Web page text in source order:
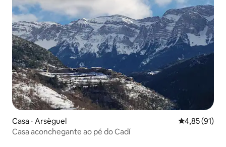
Casa ⋅ Arsèguel 4,85 de uma
4,85 (91)
Casa aconchegante ao pé do Cadí